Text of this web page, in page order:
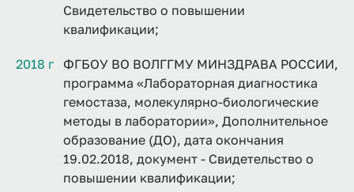
Свидетельство о повышении
квалификации;
2018 г
ФГБОУ ВО ВОЛГГМУ МИНЗДРАВА РОССИИ,
программа «Лабораторная диагностика
гемостаза, молекулярно-биологические
методы в лаборатории», Дополнительное
образование (ДО), дата окончания
19.02.2018, документ - Свидетельство о
повышении квалификации;